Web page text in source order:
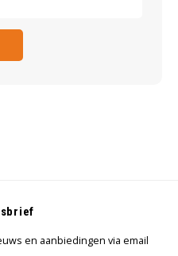
en aanbiedingen via email